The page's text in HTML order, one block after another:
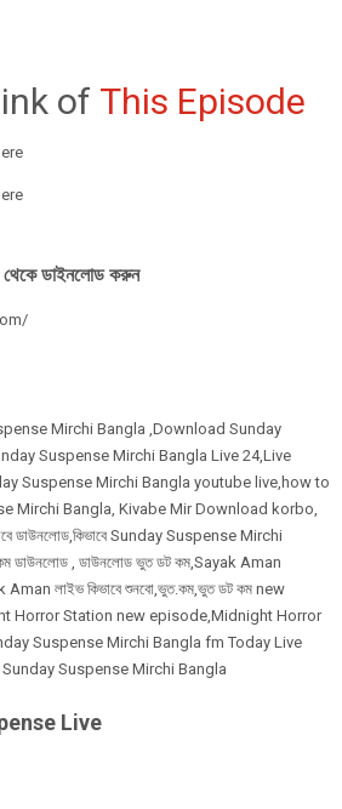
of This Episode
থেকে ডাইনলোড করুন
Mirchi Bangla ,Download Sunday
Suspense Mirchi Bangla Live 24,Live
Suspense Mirchi Bangla youtube live,how to
Mirchi Bangla, Kivabe Mir Download korbo,
ডাউনলোড,কিভাবে Sunday Suspense Mirchi
ডাউনলোড , ডাউনলোড ভুত ডট কম,Sayak Aman
Aman লাইভ কিভাবে শুনবো,ভুত.কম,ভুত ডট কম new
Horror Station new episode,Midnight Horror
Suspense Mirchi Bangla fm Today Live
Suspense Mirchi Bangla
Live